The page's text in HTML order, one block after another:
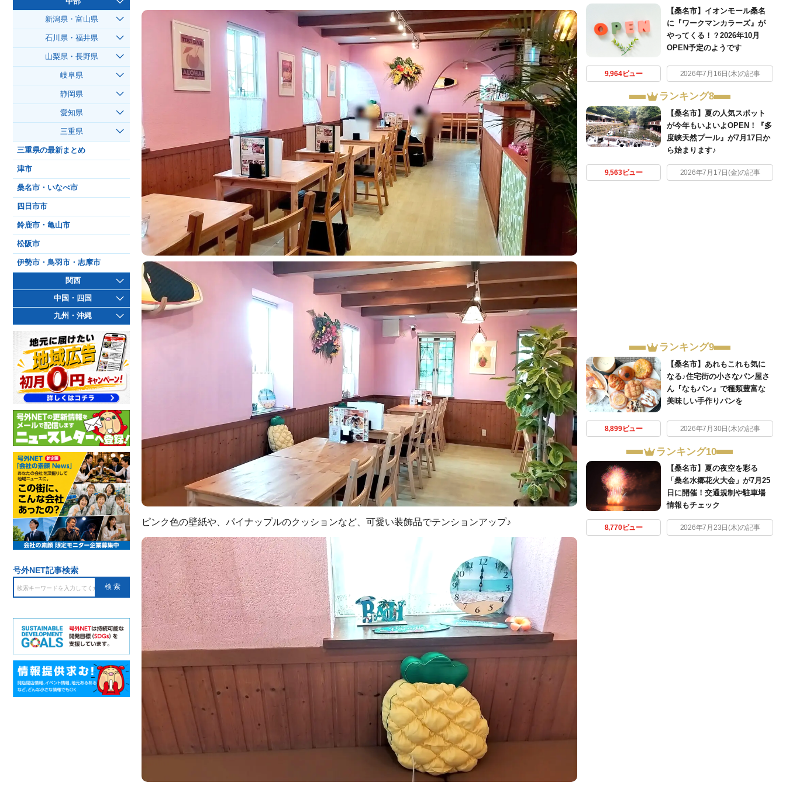
ピンク色の壁紙や、パイナップルのクッションなど、可愛い装飾品でテンションアップ♪
【桑名市】イオンモール桑名
に『ワークマンカラーズ』が
やってくる！？2026年10月
OPEN予定のようです
9,964ビュー 2026年7月16日(木)の記事
ランキング8
【桑名市】夏の人気スポット
が今年もいよいよOPEN！『多
度峡天然プール』が7月17日か
ら始まります♪
9,563ビュー 2026年7月17日(金)の記事
ランキング9
【桑名市】あれもこれも気に
なる♪住宅街の小さなパン屋さ
ん『なもパン』で種類豊富な
美味しい手作りパンを
8,899ビュー 2026年7月30日(木)の記事
ランキング10
【桑名市】夏の夜空を彩る
「桑名水郷花火大会」が7月25
日に開催！交通規制や駐車場
情報もチェック
8,770ビュー 2026年7月23日(木)の記事
新潟県・富山県
石川県・福井県
山梨県・長野県
岐阜県
静岡県
愛知県
三重県
三重県の最新まとめ
津市
桑名市・いなべ市
四日市市
鈴鹿市・亀山市
松阪市
伊勢市・鳥羽市・志摩市
関西
中国・四国
九州・沖縄
号外NET記事検索